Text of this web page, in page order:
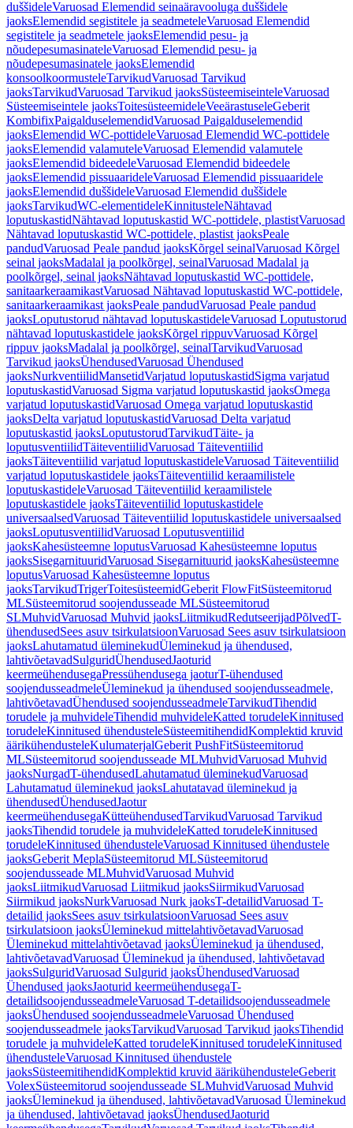
duššideleVaruosad Elemendid seinaäravooluga duššidele
jaoksElemendid segistitele ja seadmeteleVaruosad Elemendid
segistitele ja seadmetele jaoksElemendid pesu- ja
nõudepesumasinateleVaruosad Elemendid pesu- ja
nõudepesumasinatele jaoksElemendid
konsoolkoormusteleTarvikudVaruosad Tarvikud
jaoksTarvikudVaruosad Tarvikud jaoksSüsteemiseinteleVaruosad
Süsteemiseintele jaoksToitesüsteemideleVeeärastuseleGeberit
KombifixPaigalduselemendidVaruosad Paigalduselemendid
jaoksElemendid WC-pottideleVaruosad Elemendid WC-pottidele
jaoksElemendid valamuteleVaruosad Elemendid valamutele
jaoksElemendid bideedeleVaruosad Elemendid bideedele
jaoksElemendid pissuaarideleVaruosad Elemendid pissuaaridele
jaoksElemendid duššideleVaruosad Elemendid duššidele
jaoksTarvikudWC-elementideleKinnitusteleNähtavad
loputuskastidNähtavad loputuskastid WC-pottidele, plastistVaruosad
Nähtavad loputuskastid WC-pottidele, plastist jaoksPeale
pandudVaruosad Peale pandud jaoksKõrgel seinalVaruosad Kõrgel
seinal jaoksMadalal ja poolkõrgel, seinalVaruosad Madalal ja
poolkõrgel, seinal jaoksNähtavad loputuskastid WC-pottidele,
sanitaarkeraamikastVaruosad Nähtavad loputuskastid WC-pottidele,
sanitaarkeraamikast jaoksPeale pandudVaruosad Peale pandud
jaoksLoputustorud nähtavad loputuskastideleVaruosad Loputustorud
nähtavad loputuskastidele jaoksKõrgel rippuvVaruosad Kõrgel
rippuv jaoksMadalal ja poolkõrgel, seinalTarvikudVaruosad
Tarvikud jaoksÜhendusedVaruosad Ühendused
jaoksNurkventiilidMansetidVarjatud loputuskastidSigma varjatud
loputuskastidVaruosad Sigma varjatud loputuskastid jaoksOmega
varjatud loputuskastidVaruosad Omega varjatud loputuskastid
jaoksDelta varjatud loputuskastidVaruosad Delta varjatud
loputuskastid jaoksLoputustorudTarvikudTäite- ja
loputusventiilidTäiteventiilidVaruosad Täiteventiilid
jaoksTäiteventiilid varjatud loputuskastideleVaruosad Täiteventiilid
varjatud loputuskastidele jaoksTäiteventiilid keraamilistele
loputuskastideleVaruosad Täiteventiilid keraamilistele
loputuskastidele jaoksTäiteventiilid loputuskastidele
universaalsedVaruosad Täiteventiilid loputuskastidele universaalsed
jaoksLoputusventiilidVaruosad Loputusventiilid
jaoksKahesüsteemne loputusVaruosad Kahesüsteemne loputus
jaoksSisegarnituuridVaruosad Sisegarnituurid jaoksKahesüsteemne
loputusVaruosad Kahesüsteemne loputus
jaoksTarvikudTrigerToitesüsteemidGeberit FlowFitSüsteemitorud
MLSüsteemitorud soojendusseade MLSüsteemitorud
SLMuhvidVaruosad Muhvid jaoksLiitmikudRedutseerijadPõlvedT-
ühendusedSees asuv tsirkulatsioonVaruosad Sees asuv tsirkulatsioon
jaoksLahutamatud üleminekudÜleminekud ja ühendused,
lahtivõetavadSulguridÜhendusedJaoturid
keermeühendusegaPressühendusega jaoturT-ühendused
soojendusseadmeleÜleminekud ja ühendused soojendusseadmele,
lahtivõetavadÜhendused soojendusseadmeleTarvikudTihendid
torudele ja muhvideleTihendid muhvideleKatted torudeleKinnitused
torudeleKinnitused ühendusteleSüsteemitihendidKomplektid kruvid
äärikühendusteleKulumaterjalGeberit PushFitSüsteemitorud
MLSüsteemitorud soojendusseade MLMuhvidVaruosad Muhvid
jaoksNurgadT-ühendusedLahutamatud üleminekudVaruosad
Lahutamatud üleminekud jaoksLahutatavad üleminekud ja
ühendusedÜhendusedJaotur
keermeühendusegaKütteühendusedTarvikudVaruosad Tarvikud
jaoksTihendid torudele ja muhvideleKatted torudeleKinnitused
torudeleKinnitused ühendusteleVaruosad Kinnitused ühendustele
jaoksGeberit MeplaSüsteemitorud MLSüsteemitorud
soojendusseade MLMuhvidVaruosad Muhvid
jaoksLiitmikudVaruosad Liitmikud jaoksSiirmikudVaruosad
Siirmikud jaoksNurkVaruosad Nurk jaoksT-detailidVaruosad T-
detailid jaoksSees asuv tsirkulatsioonVaruosad Sees asuv
tsirkulatsioon jaoksÜleminekud mittelahtivõetavadVaruosad
Üleminekud mittelahtivõetavad jaoksÜleminekud ja ühendused,
lahtivõetavadVaruosad Üleminekud ja ühendused, lahtivõetavad
jaoksSulguridVaruosad Sulgurid jaoksÜhendusedVaruosad
Ühendused jaoksJaoturid keermeühendusegaT-
detailidsoojendusseadmeleVaruosad T-detailidsoojendusseadmele
jaoksÜhendused soojendusseadmeleVaruosad Ühendused
soojendusseadmele jaoksTarvikudVaruosad Tarvikud jaoksTihendid
torudele ja muhvideleKatted torudeleKinnitused torudeleKinnitused
ühendusteleVaruosad Kinnitused ühendustele
jaoksSüsteemitihendidKomplektid kruvid äärikühendusteleGeberit
VolexSüsteemitorud soojendusseade SLMuhvidVaruosad Muhvid
jaoksÜleminekud ja ühendused, lahtivõetavadVaruosad Üleminekud
ja ühendused, lahtivõetavad jaoksÜhendusedJaoturid